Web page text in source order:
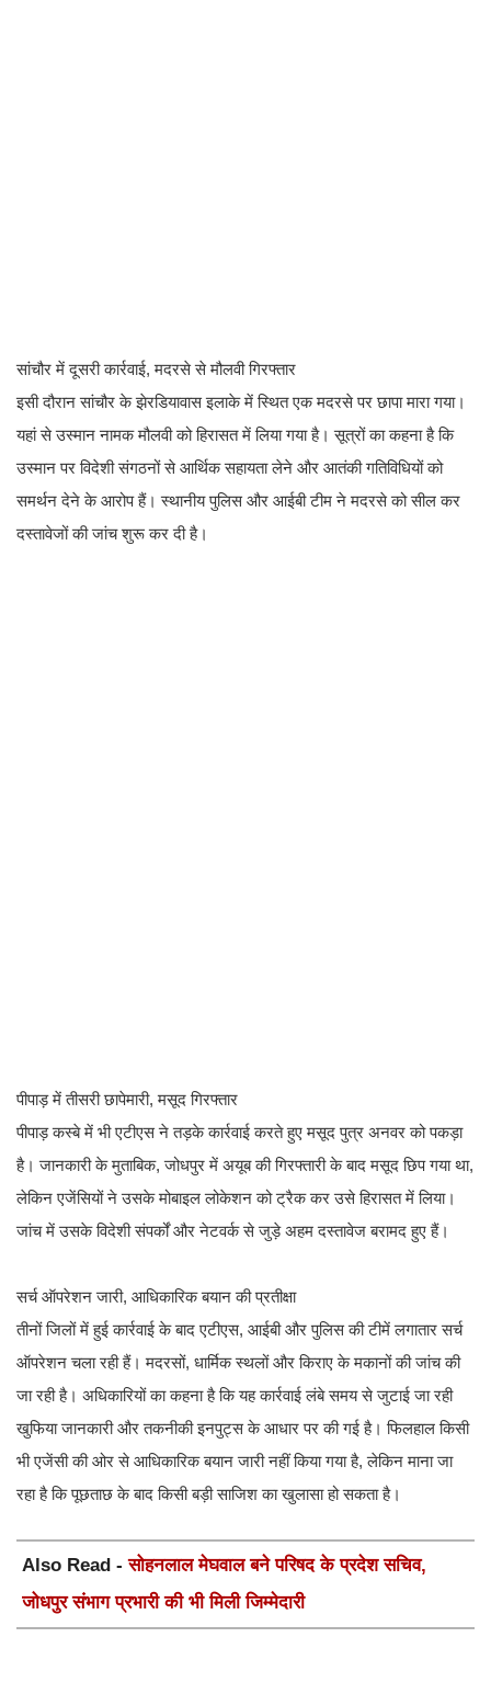
सांचौर में दूसरी कार्रवाई, मदरसे से मौलवी गिरफ्तार
इसी दौरान सांचौर के झेरडियावास इलाके में स्थित एक मदरसे पर छापा मारा गया।
यहां से उस्मान नामक मौलवी को हिरासत में लिया गया है। सूत्रों का कहना है कि
उस्मान पर विदेशी संगठनों से आर्थिक सहायता लेने और आतंकी गतिविधियों को
समर्थन देने के आरोप हैं। स्थानीय पुलिस और आईबी टीम ने मदरसे को सील कर
दस्तावेजों की जांच शुरू कर दी है।
पीपाड़ में तीसरी छापेमारी, मसूद गिरफ्तार
पीपाड़ कस्बे में भी एटीएस ने तड़के कार्रवाई करते हुए मसूद पुत्र अनवर को पकड़ा
है। जानकारी के मुताबिक, जोधपुर में अयूब की गिरफ्तारी के बाद मसूद छिप गया था,
लेकिन एजेंसियों ने उसके मोबाइल लोकेशन को ट्रैक कर उसे हिरासत में लिया।
जांच में उसके विदेशी संपर्कों और नेटवर्क से जुड़े अहम दस्तावेज बरामद हुए हैं।
सर्च ऑपरेशन जारी, आधिकारिक बयान की प्रतीक्षा
तीनों जिलों में हुई कार्रवाई के बाद एटीएस, आईबी और पुलिस की टीमें लगातार सर्च
ऑपरेशन चला रही हैं। मदरसों, धार्मिक स्थलों और किराए के मकानों की जांच की
जा रही है। अधिकारियों का कहना है कि यह कार्रवाई लंबे समय से जुटाई जा रही
खुफिया जानकारी और तकनीकी इनपुट्स के आधार पर की गई है। फिलहाल किसी
भी एजेंसी की ओर से आधिकारिक बयान जारी नहीं किया गया है, लेकिन माना जा
रहा है कि पूछताछ के बाद किसी बड़ी साजिश का खुलासा हो सकता है।
Also Read -सोहनलाल मेघवाल बने परिषद के प्रदेश सचिव,
जोधपुर संभाग प्रभारी की भी मिली जिम्मेदारी